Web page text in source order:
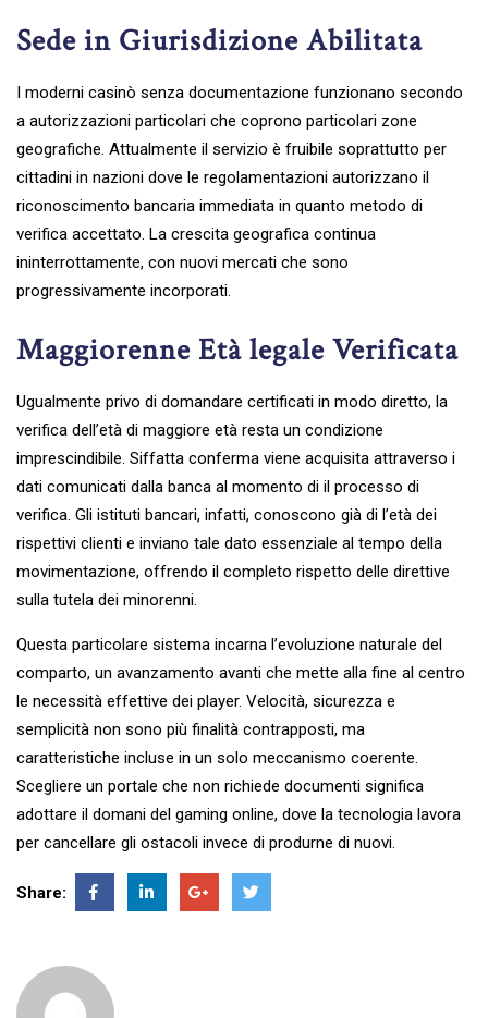
Sede in Giurisdizione Abilitata
I moderni casinò senza documentazione funzionano secondo
a autorizzazioni particolari che coprono particolari zone
geografiche. Attualmente il servizio è fruibile soprattutto per
cittadini in nazioni dove le regolamentazioni autorizzano il
riconoscimento bancaria immediata in quanto metodo di
verifica accettato. La crescita geografica continua
ininterrottamente, con nuovi mercati che sono
progressivamente incorporati.
Maggiorenne Età legale Verificata
Ugualmente privo di domandare certificati in modo diretto, la
verifica dell’età di maggiore età resta un condizione
imprescindibile. Siffatta conferma viene acquisita attraverso i
dati comunicati dalla banca al momento di il processo di
verifica. Gli istituti bancari, infatti, conoscono già di l’età dei
rispettivi clienti e inviano tale dato essenziale al tempo della
movimentazione, offrendo il completo rispetto delle direttive
sulla tutela dei minorenni.
Questa particolare sistema incarna l’evoluzione naturale del
comparto, un avanzamento avanti che mette alla fine al centro
le necessità effettive dei player. Velocità, sicurezza e
semplicità non sono più finalità contrapposti, ma
caratteristiche incluse in un solo meccanismo coerente.
Scegliere un portale che non richiede documenti significa
adottare il domani del gaming online, dove la tecnologia lavora
per cancellare gli ostacoli invece di produrne di nuovi.
Share: